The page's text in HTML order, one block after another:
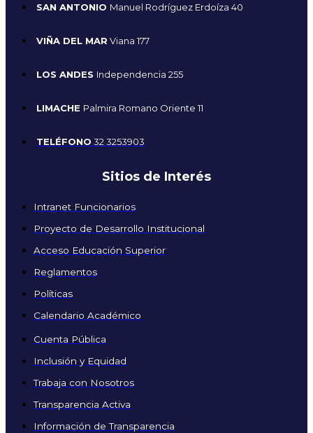
SAN ANTONIO Manuel Rodríguez Erdoíza 40
VIÑA DEL MAR Viana 177
LOS ANDES Independencia 255
LIMACHE Palmira Romano Oriente 11
TELÉFONO 32 3253903
Sitios de Interés
Intranet Funcionarios
Proyecto de Desarrollo Institucional
Acceso Educación Superior
Reglamentos
Políticas
Calendario Académico
Cuenta Pública
Inclusión y Equidad
Trabaja con Nosotros
Transparencia Activa
Información de Transparencia